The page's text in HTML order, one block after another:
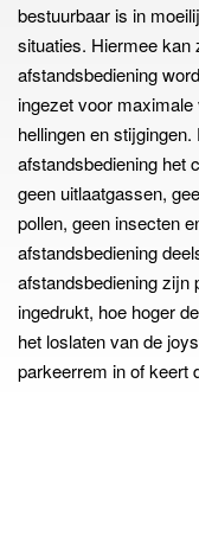
bestuurbaar is in
situaties. Hiermee
afstandsbediening
ingezet voor
hellingen en
afstandsbediening het
geen uitlaatgassen,
pollen, geen insecten
afstandsbediening
afstandsbediening zijn
ingedrukt, hoe hoger
het loslaten van de
parkeerrem in of keert